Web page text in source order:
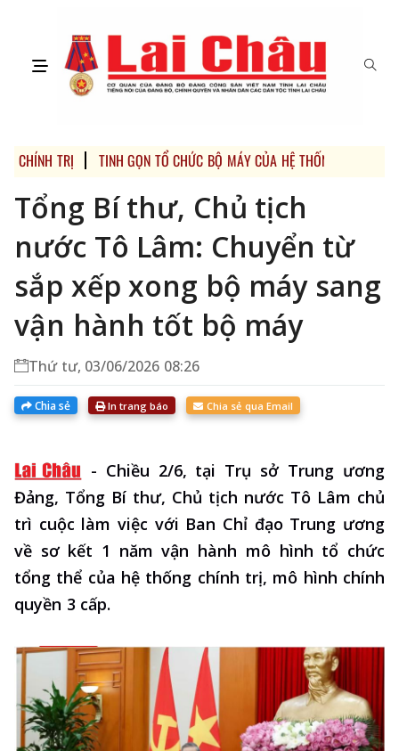
CHÍNH TRỊ TINH GỌN TỔ CHỨC BỘ MÁY CỦA HỆ THỐNG CHÍNH TRỊ
Tổng Bí thư, Chủ tịch
nước Tô Lâm: Chuyển từ
sắp xếp xong bộ máy sang
vận hành tốt bộ máy
Thứ tư, 03/06/2026 08:26
Chia sẻ In trang báo Chia sẻ qua Email
- Chiều 2/6, tại Trụ sở Trung ương
Đảng, Tổng Bí thư, Chủ tịch nước Tô Lâm chủ
trì cuộc làm việc với Ban Chỉ đạo Trung ương
về sơ kết 1 năm vận hành mô hình tổ chức
tổng thể của hệ thống chính trị, mô hình chính
quyền 3 cấp.